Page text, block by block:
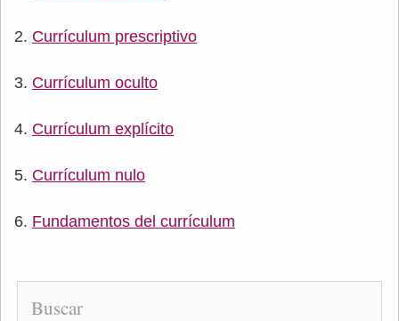
Currículum prescriptivo
Currículum oculto
Currículum explícito
Currículum nulo
Fundamentos del currículum
Buscar